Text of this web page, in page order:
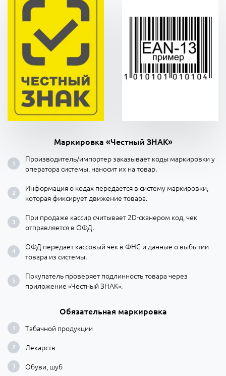
Маркировка «Честный ЗНАК»
Производитель/импортер заказывает коды маркировки у
оператора системы, наносит их на товар.
Информация о кодах передаётся в систему маркировки,
которая фиксирует движение товара.
При продаже кассир считывает 2D-сканером код, чек
отправляется в ОФД.
ОФД передает кассовый чек в ФНС и данные о выбытии
товара из системы.
Покупатель проверяет подлинность товара через
приложение «Честный ЗНАК».
Обязательная маркировка
Табачной продукции
Лекарств
Обуви, шуб